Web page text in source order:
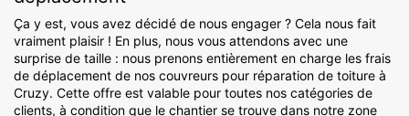
Ça y est, vous avez décidé de nous engager ? Cela nous fait
vraiment plaisir ! En plus, nous vous attendons avec une
surprise de taille : nous prenons entièrement en charge les frais
de déplacement de nos couvreurs pour réparation de toiture à
Cruzy. Cette offre est valable pour toutes nos catégories de
clients, à condition que le chantier se trouve dans notre zone